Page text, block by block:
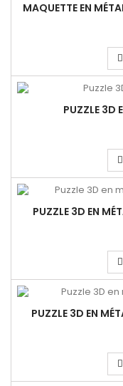
MAQUETTE EN
PUZZLE 3D
PUZZLE 3D EN
PUZZLE 3D EN